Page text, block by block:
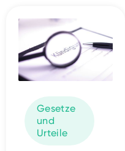
Gesetze
und
Urteile